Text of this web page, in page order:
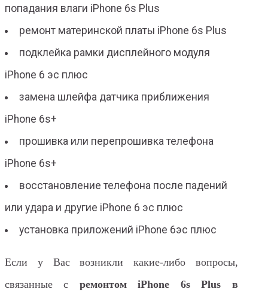
попадания влаги iPhone 6s Plus
ремонт материнской платы iPhone 6s Plus
подклейка рамки дисплейного модуля
iPhone 6 эс плюс
замена шлейфа датчика приближения
iPhone 6s+
прошивка или перепрошивка телефона
iPhone 6s+
восстановление телефона после падений
или удара и другие iPhone 6 эс плюс
установка приложений iPhone 6эс плюс
Если у Вас возникли какие-либо вопросы,
связанные с ремонтом iPhone 6s Plus в